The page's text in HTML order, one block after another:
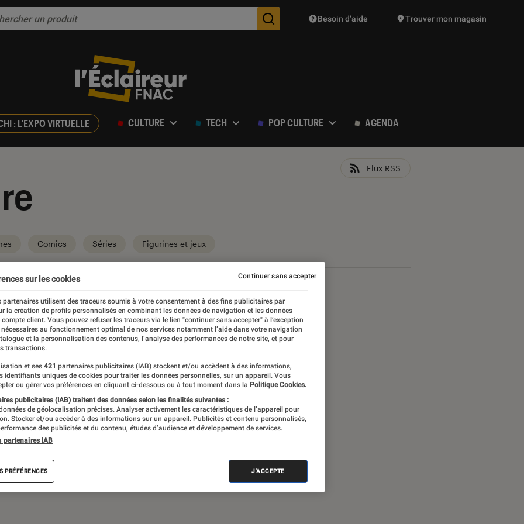
Des suggestions de produits vont vous être proposées
Besoin d’aide Trouver mon magasin
: L'EXPO VIRTUELLE CULTURE TECH POP CULTURE AGENDA
Flux RSS
Comics Séries Figurines et jeux
société, jeux vidéos… Du suivi de
par les critiques et les articles long
le meilleur de l’actualité pop culture
Disney+ Star Wars Apple TV+ LEGO James Bond
sur les cookies
partenaires utilisent des traceurs soumis à votre consentement à des fins publicitaires par
la création de profils personnalisés en combinant les données de navigation et les données
compte client. Vous pouvez refuser les traceurs via le lien "continuer sans accepter" à l’exception
au fonctionnement optimal de nos services notamment l’aide dans votre navigation
et la personnalisation des contenus, l’analyse des performances de notre site, et pour
transactions.
et ses 421 partenaires publicitaires (IAB) stockent et/ou accèdent à des informations,
identifiants uniques de cookies pour traiter les données personnelles, sur un appareil. Vous
ou gérer vos préférences en cliquant ci-dessous ou à tout moment dans la Politique Cookies.
publicitaires (IAB) traitent des données selon les finalités suivantes :
de géolocalisation précises. Analyser activement les caractéristiques de l’appareil pour
Stocker et/ou accéder à des informations sur un appareil. Publicités et contenu personnalisés,
des publicités et du contenu, études d’audience et développement de services.
partenaires IAB
PRÉFÉRENCES J'ACCEPTE
Continuer sans accepter